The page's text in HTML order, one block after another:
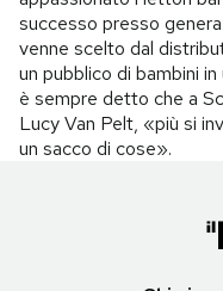
successo presso
venne scelto dal
un pubblico di bambini
è sempre detto che a
Lucy Van Pelt, «più si
un sacco di cose».